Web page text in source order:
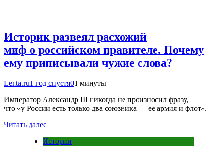
Историк развеял расхожий
миф о российском правителе. Почему
ему приписывали чужие слова?
Lenta.ru1 год спустя01 минуты
Император Александр III никогда не произносил фразу,
что «у России есть только два союзника — ее армия и флот».
Читать далее
Истории